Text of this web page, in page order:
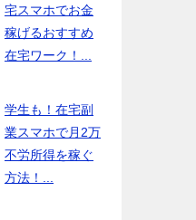
宅スマホでお金
稼げるおすすめ
在宅ワーク！...
学生も！在宅副
業スマホで月2万
不労所得を稼ぐ
方法！...